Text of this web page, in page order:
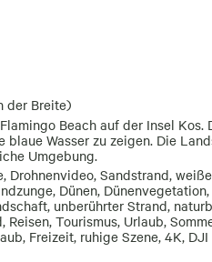
der Breite)
Beach auf der Insel Kos.
Wasser zu zeigen. Die
Umgebung.
Drohnenvideo, Sandstrand,
Dünen,
unberührter Strand,
Tourismus, Urlaub,
Freizeit, ruhige Szene, 4K, DJI